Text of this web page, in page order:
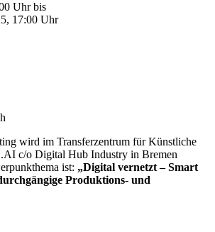
Uhr bis
17:00 Uhr
wird im Transferzentrum für Künstliche
c/o Digital Hub Industry in Bremen
ist: „Digital vernetzt – Smart
Produktions- und